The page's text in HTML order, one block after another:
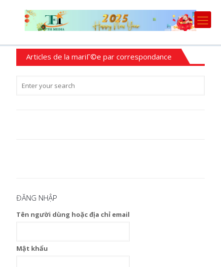
Articles de la mariГ©e par correspondance
ĐĂNG NHẬP
Tên người dùng hoặc địa chỉ email
Mật khẩu